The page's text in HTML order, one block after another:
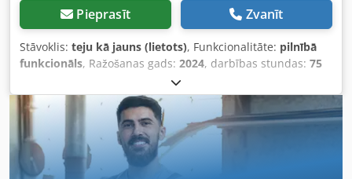
Pieprasīt Zvanīt
Stāvoklis: teju kā jauns (lietots), Funkcionalitāte: pilnībā
funkcionāls, Ražošanas gads: 2024, darbības stundas: 75
16,92 kW (23,00 zs), degvielas veids:
pārnesuma veids:hidrostatisks, Agria 5900 Taifun
Profesionāls – hidrostatiskā agregātnesēja Tehniskā
specifikācija: Kawasaki 2-cilindru četrtaktu benzīna dzinējs
23 ZS ar elektrisko starteri Pārnesumkārba: bezpakāpju
hidrostatiskā piedziņa ar vienas diska sausās sajūga